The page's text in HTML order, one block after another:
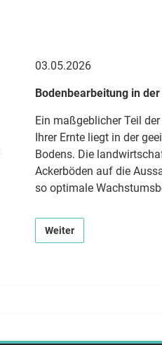
03.05.2026
Bodenbearbeitung in
Ein maßgeblicher Teil
Ihrer Ernte liegt in der
Bodens. Die
Ackerböden auf die
so optimale
Weiter